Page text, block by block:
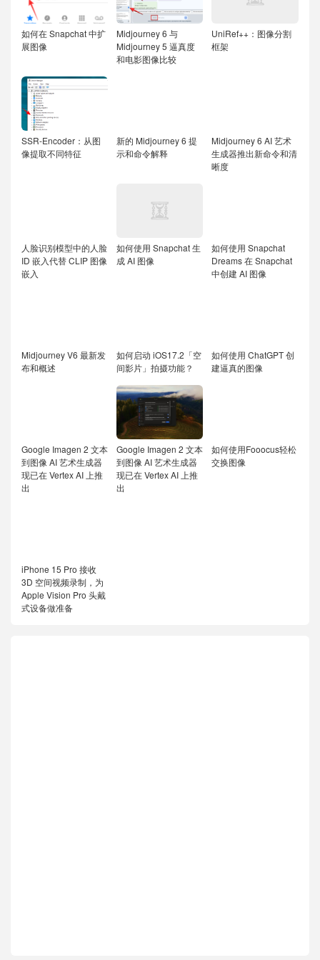
如何在 Snapchat 中扩
展图像
Midjourney 6 与
Midjourney 5 逼真度
和电影图像比较
UniRef++：图像分割
框架
SSR-Encoder：从图
像提取不同特征
新的 Midjourney 6 提
示和命令解释
Midjourney 6 AI 艺术
生成器推出新命令和清
晰度
人脸识别模型中的人脸
ID 嵌入代替 CLIP 图像
嵌入
如何使用 Snapchat 生
成 AI 图像
如何使用 Snapchat
Dreams 在 Snapchat
中创建 AI 图像
Midjourney V6 最新发
布和概述
如何启动 iOS17.2「空
间影片」拍摄功能？
如何使用 ChatGPT 创
建逼真的图像
Google Imagen 2 文本
到图像 AI 艺术生成器
现已在 Vertex AI 上推
出
Google Imagen 2 文本
到图像 AI 艺术生成器
现已在 Vertex AI 上推
出
如何使用Fooocus轻松
交换图像
iPhone 15 Pro 接收
3D 空间视频录制，为
Apple Vision Pro 头戴
式设备做准备